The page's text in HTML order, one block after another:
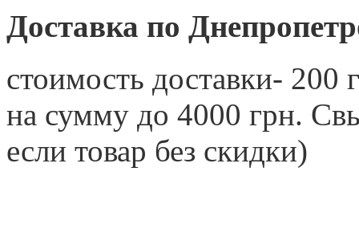
Доставка по
стоимость доставки- 200
на сумму до 4000 грн.
если товар без скидки)